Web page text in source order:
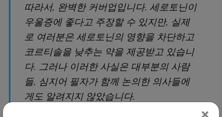
따라서, 완벽한 커버업입니다. 세로토닌이
우울증에 좋다고 주장할 수 있지만, 실제
로 여러분은 세로토닌의 영향을 차단하고
코르티솔을 낮추는 약을 제공받고 있습니
다. 그러나 이러한 사실은 대부분의 사람
들, 심지어 필자가 함께 논의한 의사들에
게도 알려지지 않았습니다.